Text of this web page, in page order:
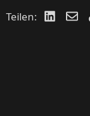
Teilen: E-